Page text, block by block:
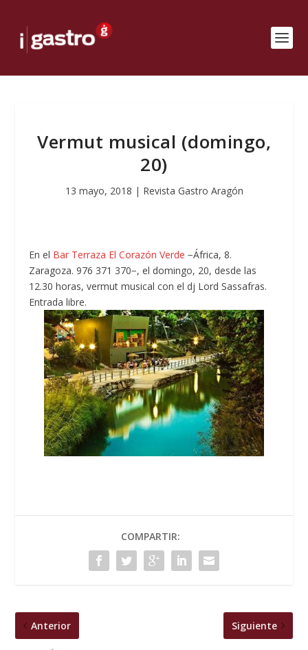
Vermut musical (domingo,
20)
13 mayo, 2018 | Revista Gastro Aragón
En el Bar Terraza El Corazón Verde −África, 8.
Zaragoza. 976 371 370−, el domingo, 20, desde las
12.30 horas, vermut musical con el dj Lord Sassafras.
Entrada libre.
COMPARTIR:
Anterior Siguiente